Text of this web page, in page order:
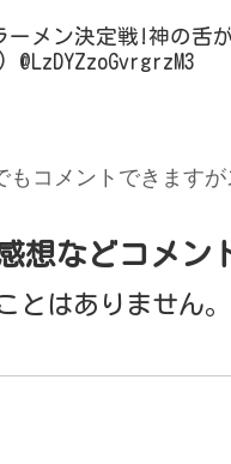
メン決定戦!神の舌
もコメントできます
想などコメン
とはありません。